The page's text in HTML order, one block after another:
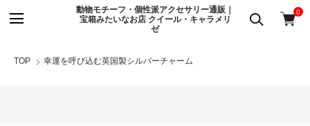
動物モチーフ・個性派アクセサリー通販｜
宝箱みたいなお店 クイール・キャラメリ
ゼ
0
TOP 幸運を呼び込む英国製シルバーチャーム